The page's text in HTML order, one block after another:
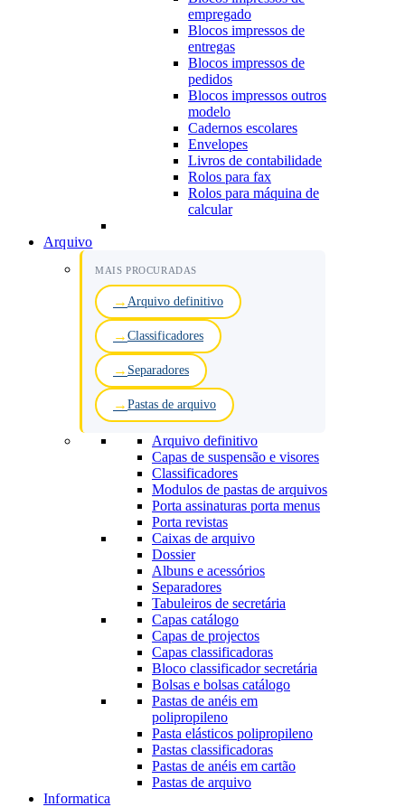
empregado
Blocos impressos de
entregas
Blocos impressos de
pedidos
Blocos impressos outros
modelo
Cadernos escolares
Envelopes
Livros de contabilidade
Rolos para fax
Rolos para máquina de
calcular
Arquivo
MAIS PROCURADAS
Arquivo definitivo
Classificadores
Separadores
Pastas de arquivo
Arquivo definitivo
Capas de suspensão e visores
Classificadores
Modulos de pastas de arquivos
Porta assinaturas porta menus
Porta revistas
Caixas de arquivo
Dossier
Albuns e acessórios
Separadores
Tabuleiros de secretária
Capas catálogo
Capas de projectos
Capas classificadoras
Bloco classificador secretária
Bolsas e bolsas catálogo
Pastas de anéis em
polipropileno
Pasta elásticos polipropileno
Pastas classificadoras
Pastas de anéis em cartão
Pastas de arquivo
Informatica